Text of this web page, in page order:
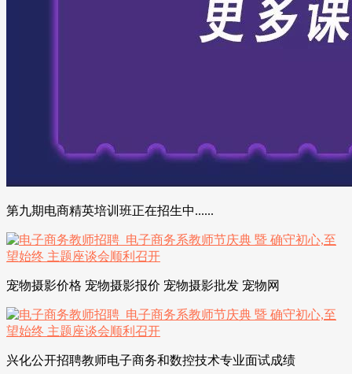
第九期电商精英培训班正在招生中......
宠物摄影价格 宠物摄影报价 宠物摄影批发 宠物网
兴化公开招聘教师电子商务和数控技术专业面试成绩